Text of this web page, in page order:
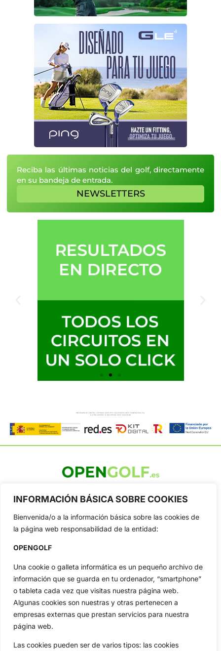
INFORMACIÓN BÁSICA SOBRE COOKIES
Bienvenida/o a la información básica sobre las cookies de
la página web responsabilidad de la entidad:
OPENGOLF
Una cookie o galleta informática es un pequeño archivo de
información que se guarda en tu ordenador, “smartphone”
o tableta cada vez que visitas nuestra página web.
Algunas cookies son nuestras y otras pertenecen a
empresas externas que prestan servicios para nuestra
página web.
Las cookies pueden ser de varios tipos: las cookies
Reciba las últimas noticias del golf, directamente
en su bandeja de entrada.
NEWSLETTERS
profesional y amateur, resultados en directo, vídeos, noticias,
Tour...
Categorias
Inicio
Amateurs
Circuitos
Especiales
Reglas
Vídeos
De Interés
Compañía
Aviso Legal
Política de Privacidad